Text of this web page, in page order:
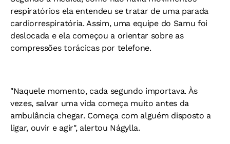
respiratórios ela entendeu se tratar de uma parada
cardiorrespiratória. Assim, uma equipe do Samu foi
deslocada e ela começou a orientar sobre as
compressões torácicas por telefone.
"Naquele momento, cada segundo importava. Às
vezes, salvar uma vida começa muito antes da
ambulância chegar. Começa com alguém disposto a
ligar, ouvir e agir", alertou Nágylla.